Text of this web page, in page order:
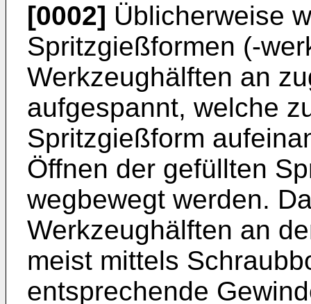
[0002] Üblicherweise
Spritzgießformen (-
Werkzeughälften an
aufgespannt, welche
Spritzgießform
Öffnen der gefüllten
wegbewegt werden.
Werkzeughälften an
meist mittels
entsprechende